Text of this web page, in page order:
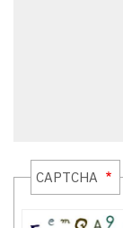
CAPTCHA